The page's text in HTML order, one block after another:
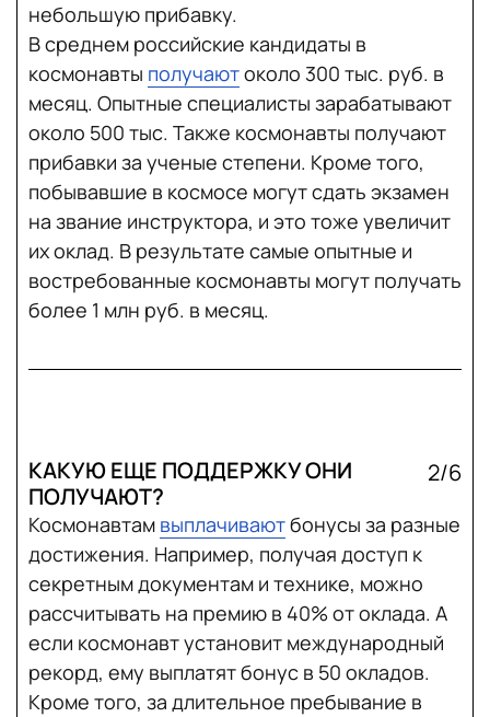
небольшую прибавку.
В среднем российские кандидаты в
космонавты получаютоколо 300 тыс. руб. в
месяц. Опытные специалисты зарабатывают
около 500 тыс. Также космонавты получают
прибавки за ученые степени. Кроме того,
побывавшие в космосе могут сдать экзамен
на звание инструктора, и это тоже увеличит
их оклад. В результате самые опытные и
востребованные космонавты могут получать
более 1 млн руб. в месяц.
КАКУЮ ЕЩЕ ПОДДЕРЖКУ ОНИ
ПОЛУЧАЮТ?
2/6
Космонавтам выплачиваютбонусы за разные
достижения. Например, получая доступ к
секретным документам и технике, можно
рассчитывать на премию в 40% от оклада. А
если космонавт установит международный
рекорд, ему выплатят бонус в 50 окладов.
Кроме того, за длительное пребывание в